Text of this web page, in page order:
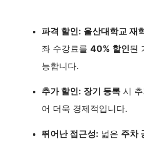
파격 할인: 울산대학교 재
좌 수강료를 40% 할인된
능합니다.
추가 할인: 장기 등록 시
어 더욱 경제적입니다.
뛰어난 접근성: 넓은 주차